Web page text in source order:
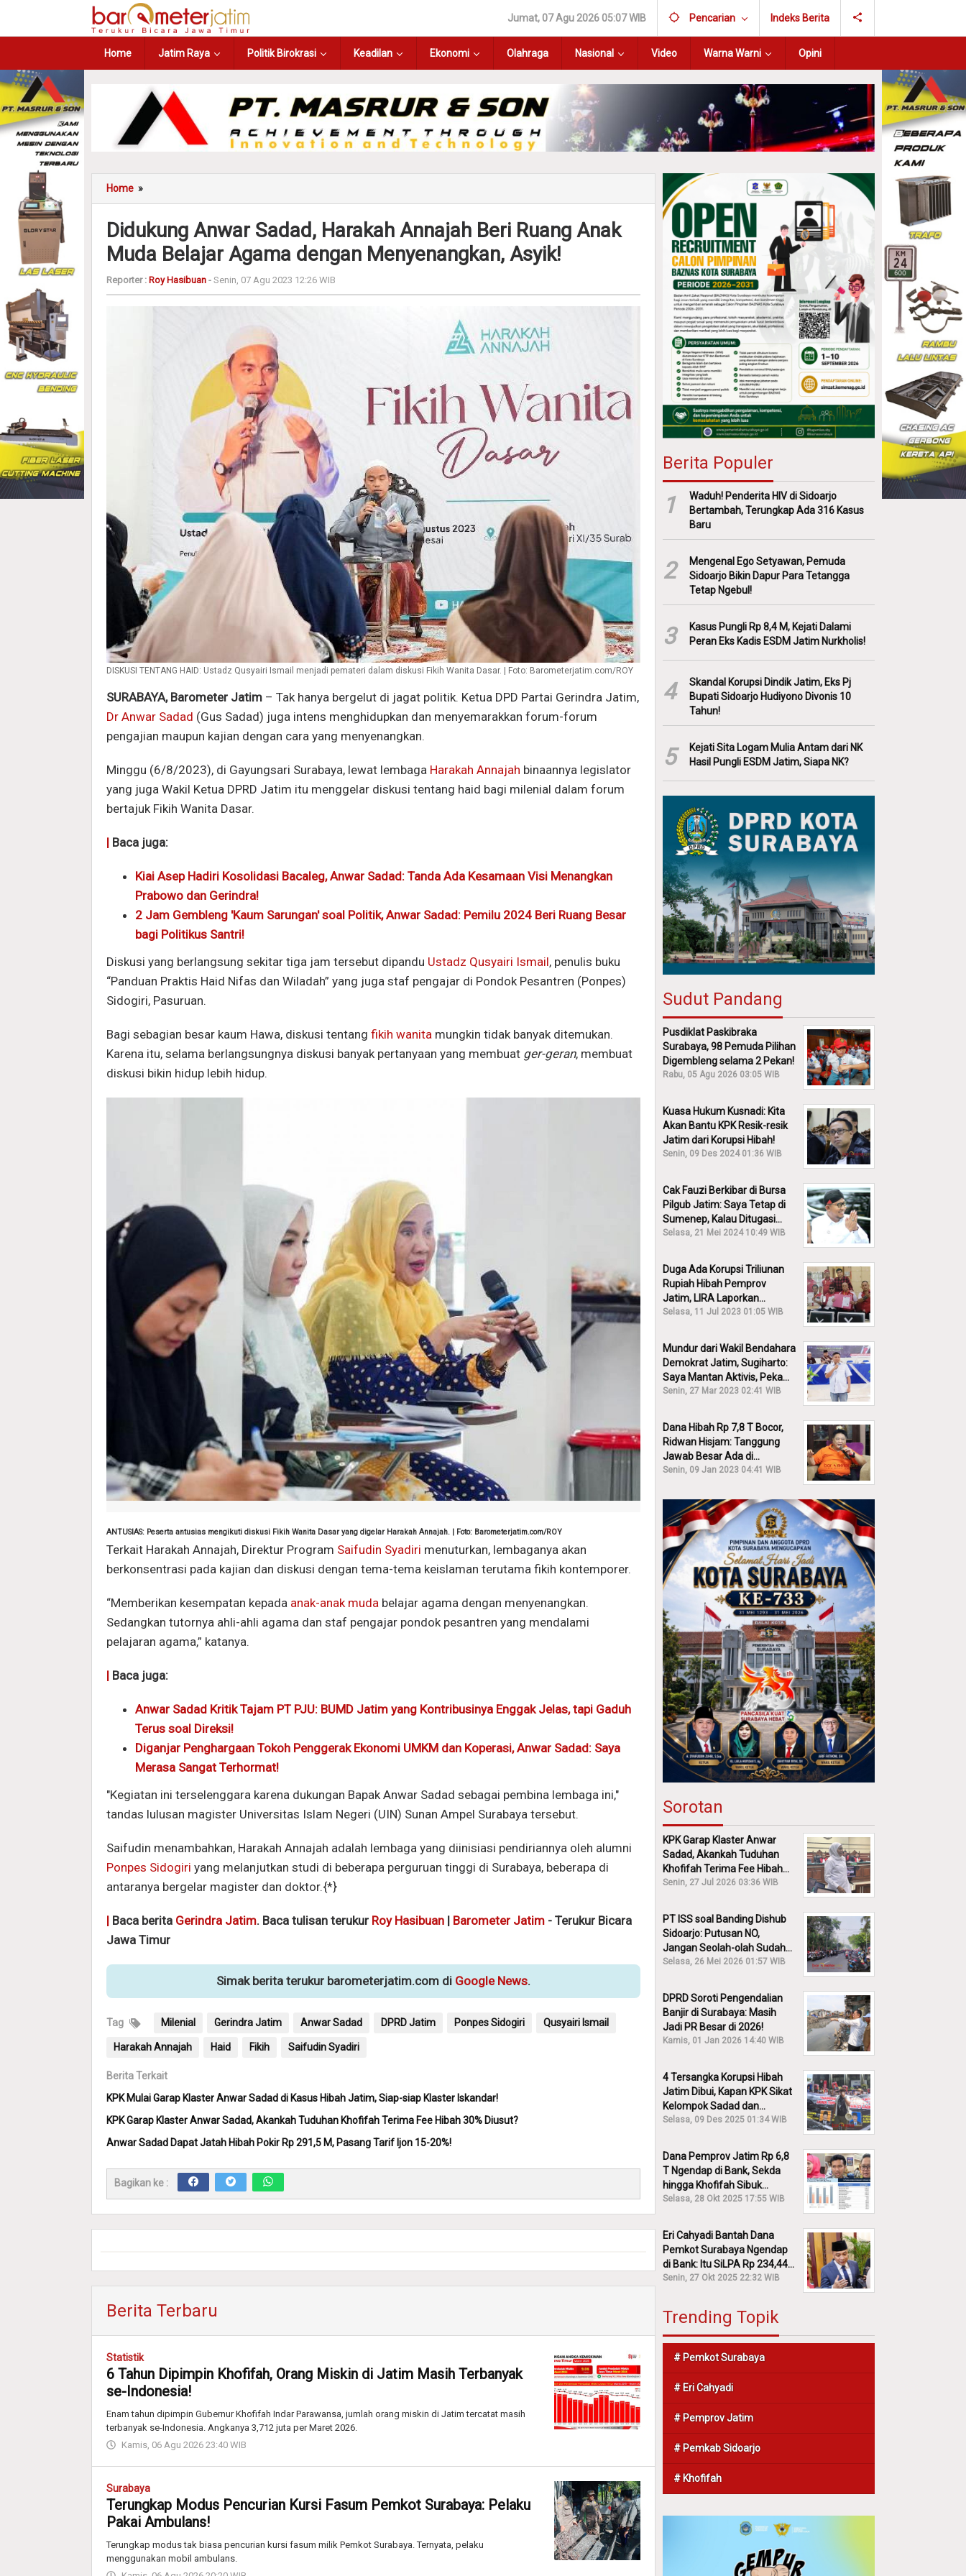
Jumat, 07 Agu 2026 05:07 WIB Pencarian Indeks Berita
Home Jatim Raya Politik Birokrasi Keadilan Ekonomi Olahraga Nasional Video Warna Warni Opini
Home »
Didukung Anwar Sadad, Harakah Annajah Beri Ruang Anak
Muda Belajar Agama dengan Menyenangkan, Asyik!
Reporter : Roy Hasibuan - Senin, 07 Agu 2023 12:26 WIB
DISKUSI TENTANG HAID: Ustadz Qusyairi Ismail menjadi pemateri dalam diskusi Fikih Wanita Dasar. | Foto: Barometerjatim.com/ROY
SURABAYA, Barometer Jatim – Tak hanya bergelut di jagat politik. Ketua DPD Partai Gerindra Jatim,
Dr Anwar Sadad (Gus Sadad) juga intens menghidupkan dan menyemarakkan forum-forum
pengajian maupun kajian dengan cara yang menyenangkan.
Minggu (6/8/2023), di Gayungsari Surabaya, lewat lembaga Harakah Annajah binaannya legislator
yang juga Wakil Ketua DPRD Jatim itu menggelar diskusi tentang haid bagi milenial dalam forum
bertajuk Fikih Wanita Dasar.
| Baca juga:
Kiai Asep Hadiri Kosolidasi Bacaleg, Anwar Sadad: Tanda Ada Kesamaan Visi Menangkan
Prabowo dan Gerindra!
2 Jam Gembleng 'Kaum Sarungan' soal Politik, Anwar Sadad: Pemilu 2024 Beri Ruang Besar
bagi Politikus Santri!
Diskusi yang berlangsung sekitar tiga jam tersebut dipandu Ustadz Qusyairi Ismail, penulis buku
“Panduan Praktis Haid Nifas dan Wiladah” yang juga staf pengajar di Pondok Pesantren (Ponpes)
Sidogiri, Pasuruan.
Bagi sebagian besar kaum Hawa, diskusi tentang fikih wanita mungkin tidak banyak ditemukan.
Karena itu, selama berlangsungnya diskusi banyak pertanyaan yang membuat ger-geran, membuat
diskusi bikin hidup lebih hidup.
ANTUSIAS: Peserta antusias mengikuti diskusi Fikih Wanita Dasar yang digelar Harakah Annajah. | Foto: Barometerjatim.com/ROY
Terkait Harakah Annajah, Direktur Program Saifudin Syadiri menuturkan, lembaganya akan
berkonsentrasi pada kajian dan diskusi dengan tema-tema keislaman terutama fikih kontemporer.
“Memberikan kesempatan kepada anak-anak muda belajar agama dengan menyenangkan.
Sedangkan tutornya ahli-ahli agama dan staf pengajar pondok pesantren yang mendalami
pelajaran agama,” katanya.
| Baca juga:
Anwar Sadad Kritik Tajam PT PJU: BUMD Jatim yang Kontribusinya Enggak Jelas, tapi Gaduh
Terus soal Direksi!
Diganjar Penghargaan Tokoh Penggerak Ekonomi UMKM dan Koperasi, Anwar Sadad: Saya
Merasa Sangat Terhormat!
"Kegiatan ini terselenggara karena dukungan Bapak Anwar Sadad sebagai pembina lembaga ini,"
tandas lulusan magister Universitas Islam Negeri (UIN) Sunan Ampel Surabaya tersebut.
Saifudin menambahkan, Harakah Annajah adalah lembaga yang diinisiasi pendiriannya oleh alumni
Ponpes Sidogiri yang melanjutkan studi di beberapa perguruan tinggi di Surabaya, beberapa di
antaranya bergelar magister dan doktor.{*}
| Baca berita Gerindra Jatim. Baca tulisan terukur Roy Hasibuan | Barometer Jatim - Terukur Bicara
Jawa Timur
Simak berita terukur barometerjatim.com di Google News.
Tag Milenial Gerindra Jatim Anwar Sadad DPRD Jatim Ponpes Sidogiri Qusyairi Ismail
Harakah Annajah Haid Fikih Saifudin Syadiri
Berita Terkait
KPK Mulai Garap Klaster Anwar Sadad di Kasus Hibah Jatim, Siap-siap Klaster Iskandar!
KPK Garap Klaster Anwar Sadad, Akankah Tuduhan Khofifah Terima Fee Hibah 30% Diusut?
Anwar Sadad Dapat Jatah Hibah Pokir Rp 291,5 M, Pasang Tarif Ijon 15-20%!
Bagikan ke :
Berita Terbaru
Statistik
6 Tahun Dipimpin Khofifah, Orang Miskin di Jatim Masih Terbanyak
se-Indonesia!
Enam tahun dipimpin Gubernur Khofifah Indar Parawansa, jumlah orang miskin di Jatim tercatat masih
terbanyak se-Indonesia. Angkanya 3,712 juta per Maret 2026.
Kamis, 06 Agu 2026 23:40 WIB
Surabaya
Terungkap Modus Pencurian Kursi Fasum Pemkot Surabaya: Pelaku
Pakai Ambulans!
Terungkap modus tak biasa pencurian kursi fasum milik Pemkot Surabaya. Ternyata, pelaku
menggunakan mobil ambulans.
Berita Populer
1
Waduh! Penderita HIV di Sidoarjo
Bertambah, Terungkap Ada 316 Kasus
Baru
2
Mengenal Ego Setyawan, Pemuda
Sidoarjo Bikin Dapur Para Tetangga
Tetap Ngebul!
3
Kasus Pungli Rp 8,4 M, Kejati Dalami
Peran Eks Kadis ESDM Jatim Nurkholis!
4
Skandal Korupsi Dindik Jatim, Eks Pj
Bupati Sidoarjo Hudiyono Divonis 10
Tahun!
5
Kejati Sita Logam Mulia Antam dari NK
Hasil Pungli ESDM Jatim, Siapa NK?
Sudut Pandang
Pusdiklat Paskibraka
Surabaya, 98 Pemuda Pilihan
Digembleng selama 2 Pekan!
Rabu, 05 Agu 2026 03:05 WIB
Kuasa Hukum Kusnadi: Kita
Akan Bantu KPK Resik-resik
Jatim dari Korupsi Hibah!
Senin, 09 Des 2024 01:36 WIB
Cak Fauzi Berkibar di Bursa
Pilgub Jatim: Saya Tetap di
Sumenep, Kalau Ditugasi
Partai Lain Cerita!
Selasa, 21 Mei 2024 10:49 WIB
Duga Ada Korupsi Triliunan
Rupiah Hibah Pemprov
Jatim, LIRA Laporkan
Khofifah ke KPK: Dia Harus
Selasa, 11 Jul 2023 01:05 WIB
Mundur dari Wakil Bendahara
Demokrat Jatim, Sugiharto:
Saya Mantan Aktivis, Peka
Sekali Kalau Ada yang
Senin, 27 Mar 2023 02:41 WIB
Dana Hibah Rp 7,8 T Bocor,
Ridwan Hisjam: Tanggung
Jawab Besar Ada di
Pemprov, Bukan DPRD Jatim!
Senin, 09 Jan 2023 04:41 WIB
Sorotan
KPK Garap Klaster Anwar
Sadad, Akankah Tuduhan
Khofifah Terima Fee Hibah
30% Diusut?
Senin, 27 Jul 2026 03:36 WIB
PT ISS soal Banding Dishub
Sidoarjo: Putusan NO,
Jangan Seolah-olah Sudah
Menang!
Selasa, 26 Mei 2026 01:57 WIB
DPRD Soroti Pengendalian
Banjir di Surabaya: Masih
Jadi PR Besar di 2026!
Kamis, 01 Jan 2026 14:40 WIB
4 Tersangka Korupsi Hibah
Jatim Dibui, Kapan KPK Sikat
Kelompok Sadad dan
Iskandar?
Selasa, 09 Des 2025 01:34 WIB
Dana Pemprov Jatim Rp 6,8
T Ngendap di Bank, Sekda
hingga Khofifah Sibuk
Membantah!
Selasa, 28 Okt 2025 17:55 WIB
Eri Cahyadi Bantah Dana
Pemkot Surabaya Ngendap
di Bank: Itu SiLPA Rp 234,44
M!
Senin, 27 Okt 2025 22:32 WIB
Trending Topik
# Pemkot Surabaya
# Eri Cahyadi
# Pemprov Jatim
# Pemkab Sidoarjo
# Khofifah